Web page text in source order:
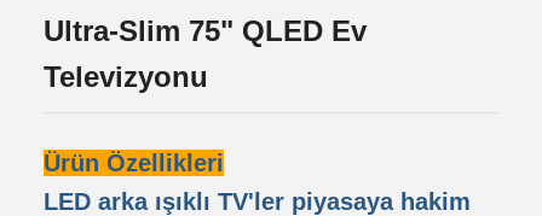
Ultra-Slim 75" QLED Ev
Televizyonu
Ürün Özellikleri
LED arka ışıklı TV'ler piyasaya hakim